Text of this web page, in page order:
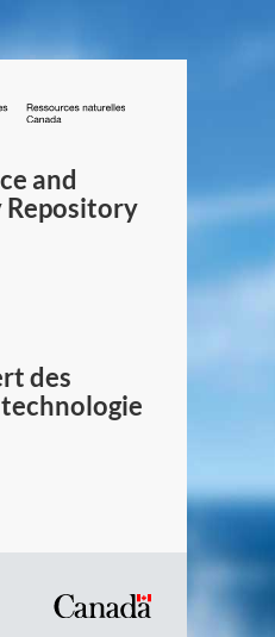
/
Canada
and
Repository
des